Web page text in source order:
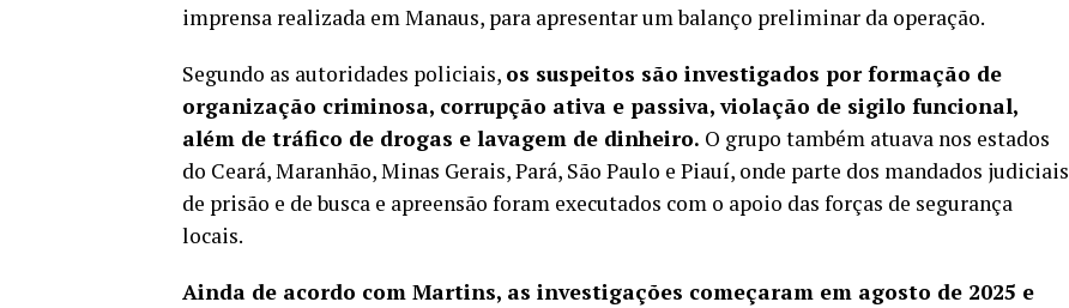
imprensa realizada em Manaus, para apresentar um balanço preliminar da operação.
Segundo as autoridades policiais, os suspeitos são investigados por formação de
organização criminosa, corrupção ativa e passiva, violação de sigilo funcional,
além de tráfico de drogas e lavagem de dinheiro. O grupo também atuava nos estados
do Ceará, Maranhão, Minas Gerais, Pará, São Paulo e Piauí, onde parte dos mandados judiciais
de prisão e de busca e apreensão foram executados com o apoio das forças de segurança
locais.
Ainda de acordo com Martins, as investigações começaram em agosto de 2025 e